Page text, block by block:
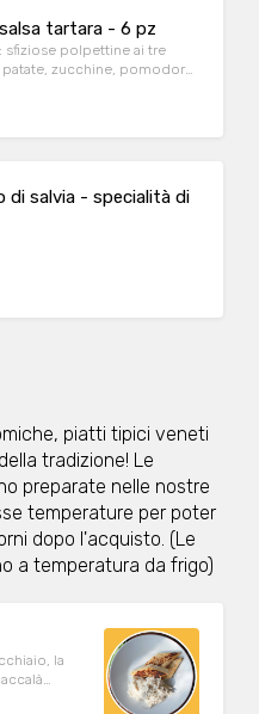
tartara - 6 pz
sfiziose polpettine ai tre
zucchine, pomodoro
di salvia - specialità di
piatti tipici veneti
tradizione! Le
preparate nelle nostre
temperature per poter
dopo l'acquisto. (Le
a temperatura da frigo)
la